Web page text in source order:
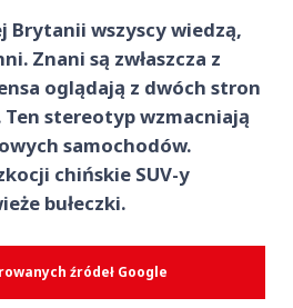
Brytanii wszyscy wiedzą,
Znani są zwłaszcza z
oglądają z dwóch stron
stereotyp wzmacniają
samochodów.
chińskie SUV-y
bułeczki.
źródeł Google